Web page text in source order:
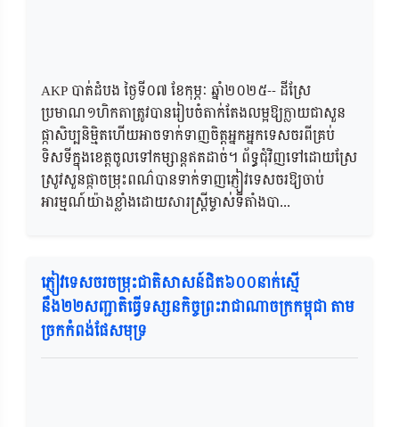
AKP បាត់ដំបង ថ្ងៃទី០៧ ខែកុម្ភៈ ឆ្នាំ២០២៥-- ដីស្រែ
ប្រមាណ១ហិកតាត្រូវបានរៀបចំតាក់តែងលម្អឱ្យក្លាយជាសួន
ផ្កាសិប្បនិម្មិតហើយអាចទាក់ទាញចិត្តអ្នកអ្នកទេសចរពីគ្រប់
ទិសទីក្នុងខេត្តចូលទៅកម្សាន្តឥតដាច់។ ព័ទ្ធជុំវិញទៅដោយស្រែ
ស្រូវសួនផ្កាចម្រុះពណ៌បានទាក់ទាញភ្ញៀវទេសចរឱ្យចាប់
អារម្មណ៍យ៉ាងខ្លាំងដោយសារស្ត្រីម្ចាស់ទីតាំងបា...
ភ្ញៀវទេសចរចម្រុះជាតិសាសន៍ជិត៦០០នាក់ស្មើ
នឹង២២សញ្ជាតិធ្វើទស្សនកិច្ចព្រះរាជាណាចក្រកម្ពុជា តាម
ច្រកកំពង់ផែសមុទ្រ